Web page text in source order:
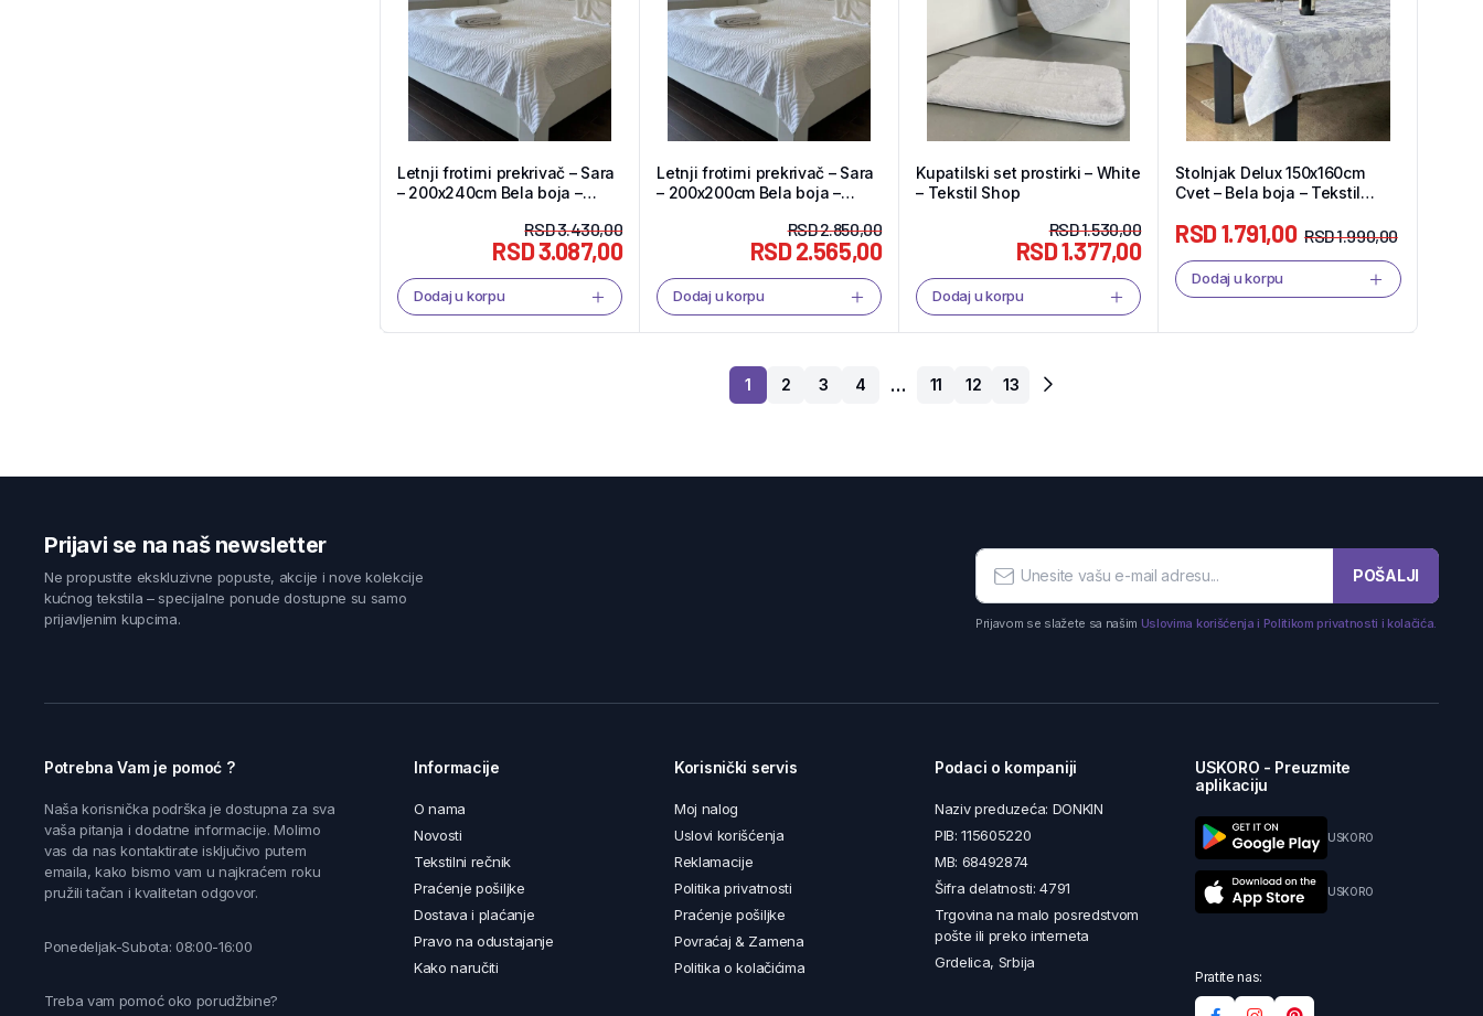
Letnji frotirni prekrivač – Sara
– 200x240cm Bela boja –
RSD3.430,00
RSD3.087,00
Dodaj u korpu
Letnji frotirni prekrivač – Sara
– 200x200cm Bela boja –
RSD2.850,00
RSD2.565,00
Dodaj u korpu
Kupatilski set prostirki – White
– Tekstil Shop
RSD1.530,00
RSD1.377,00
Dodaj u korpu
Stolnjak Delux 150x160cm
Cvet – Bela boja – Tekstil
RSD1.990,00
RSD1.791,00
Dodaj u korpu
1 2 3 4 … 11 12 13
Prijavi se na naš newsletter
Ne propustite ekskluzivne popuste, akcije i nove kolekcije
kućnog tekstila – specijalne ponude dostupne su samo
prijavljenim kupcima.
POŠALJI
Prijavom se slažete sa našim Uslovima korišćenja i Politikom privatnosti i kolačića.
Potrebna Vam je pomoć ?
Naša korisnička podrška je dostupna za sva
vaša pitanja i dodatne informacije. Molimo
vas da nas kontaktirate isključivo putem
emaila, kako bismo vam u najkraćem roku
pružili tačan i kvalitetan odgovor.
Ponedeljak-Subota: 08:00-16:00
Treba vam pomoć oko porudžbine?
Informacije
O nama
Novosti
Tekstilni rečnik
Praćenje pošiljke
Dostava i plaćanje
Pravo na odustajanje
Kako naručiti
Korisnički servis
Moj nalog
Uslovi korišćenja
Reklamacije
Politika privatnosti
Praćenje pošiljke
Povraćaj & Zamena
Politika o kolačićima
Podaci o kompaniji
Naziv preduzeća: DONKIN
PIB: 115605220
MB: 68492874
Šifra delatnosti: 4791
Trgovina na malo posredstvom
pošte ili preko interneta
Grdelica, Srbija
USKORO - Preuzmite
aplikaciju
USKORO
USKORO
Pratite nas: